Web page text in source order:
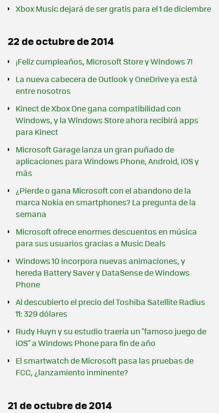
Xbox Music dejará de ser gratis para el 1 de diciembre
22 de octubre de 2014
¡Feliz cumpleaños, Microsoft Store y Windows 7!
La nueva cabecera de Outlook y OneDrive ya está
entre nosotros
Kinect de Xbox One gana compatibilidad con
Windows, y la Windows Store ahora recibirá apps
para Kinect
Microsoft Garage lanza un gran puñado de
aplicaciones para Windows Phone, Android, iOS y
más
¿Pierde o gana Microsoft con el abandono de la
marca Nokia en smartphones? La pregunta de la
semana
Microsoft ofrece enormes descuentos en música
para sus usuarios gracias a Music Deals
Windows 10 incorpora nuevas animaciones, y
hereda Battery Saver y DataSense de Windows
Phone
Al descubierto el precio del Toshiba Satellite Radius
11: 329 dólares
Rudy Huyn y su estudio traería un "famoso juego de
iOS" a Windows Phone para fin de año
El smartwatch de Microsoft pasa las pruebas de
FCC, ¿lanzamiento inminente?
21 de octubre de 2014